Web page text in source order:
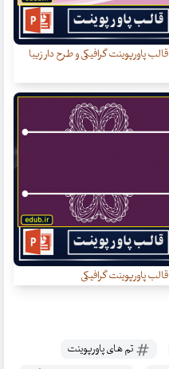
قالب پاورپوینت گرافیکی و طرح دار زیبا
قالب پاورپوینت گرافیکی
تم های پاورپوینت